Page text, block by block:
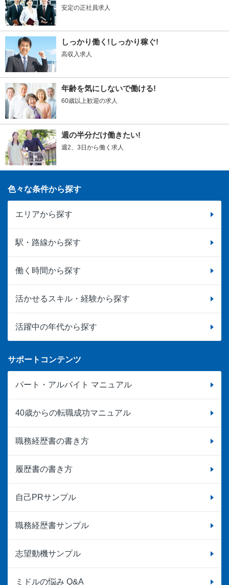
安定の正社員求人
しっかり働く!しっかり稼ぐ!
高収入求人
年齢を気にしないで働ける!
60歳以上歓迎の求人
週の半分だけ働きたい!
週2、3日から働く求人
色々な条件から探す
エリアから探す
駅・路線から探す
働く時間から探す
活かせるスキル・経験から探す
活躍中の年代から探す
サポートコンテンツ
パート・アルバイト マニュアル
40歳からの転職成功マニュアル
職務経歴書の書き方
履歴書の書き方
自己PRサンプル
職務経歴書サンプル
志望動機サンプル
ミドルの悩み Q&A